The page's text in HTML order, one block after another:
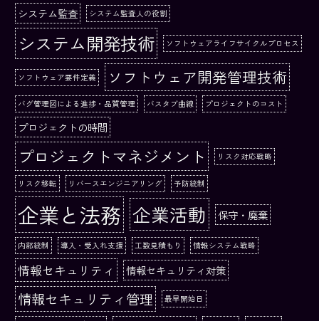
システム監査 システム監査人の役割
システム開発技術 ソフトウェアライフサイクルプロセス
ソフトウェア要件定義 ソフトウェア開発管理技術
バグ管理図による進捗・品質管理 バスタブ曲線 プロジェクトのコスト
プロジェクトの時間
プロジェクトマネジメント リスク対応戦略
リスク移転 リバースエンジニアリング 予防統制
企業と法務 企業活動 保守・廃棄
内部統制 導入・受入れ支援 工数見積もり 情報システム戦略
情報セキュリティ 情報セキュリティ対策
情報セキュリティ管理 最早開始日